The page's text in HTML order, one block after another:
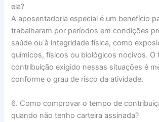
ela?
A aposentadoria especial é um benefício
trabalharam por períodos em condições
saúde ou à integridade física, como
químicos, físicos ou biológicos nocivos. O
contribuição exigido nessas situações é
conforme o grau de risco da atividade.
6. Como comprovar o tempo de
quando não tenho carteira assinada?